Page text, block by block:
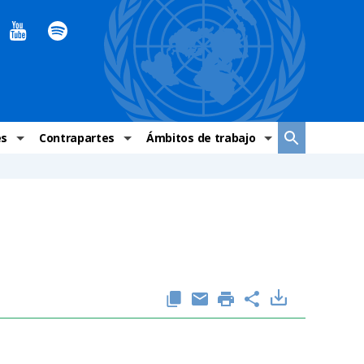
Contrapartes
OSC de derechos humanos
Ámbitos de trabajo
Comunicación y promoción